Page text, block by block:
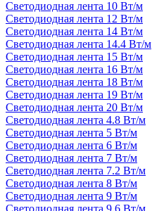
Светодиодная лента 10 Вт/м
Светодиодная лента 12 Вт/м
Светодиодная лента 14 Вт/м
Светодиодная лента 14.4 Вт/м
Светодиодная лента 15 Вт/м
Светодиодная лента 16 Вт/м
Светодиодная лента 18 Вт/м
Светодиодная лента 19 Вт/м
Светодиодная лента 20 Вт/м
Светодиодная лента 4.8 Вт/м
Светодиодная лента 5 Вт/м
Светодиодная лента 6 Вт/м
Светодиодная лента 7 Вт/м
Светодиодная лента 7.2 Вт/м
Светодиодная лента 8 Вт/м
Светодиодная лента 9 Вт/м
Светодиодная лента 9.6 Вт/м